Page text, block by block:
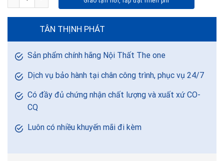
TÂN THỊNH PHÁT
Sản phẩm chính hãng Nội Thất The one
Dịch vụ bảo hành tại chân công trình, phục vụ 24/7
Có đầy đủ chứng nhận chất lượng và xuất xứ CO-
CQ
Luôn có nhiều khuyến mãi đi kèm